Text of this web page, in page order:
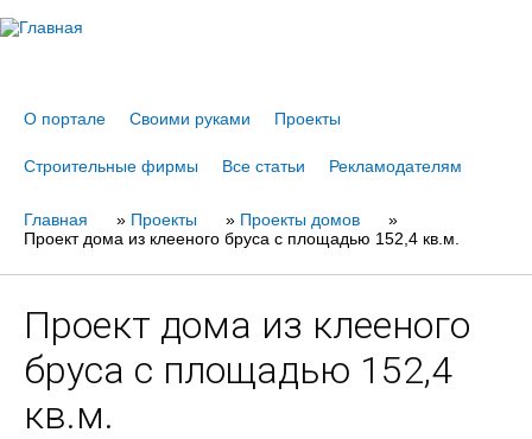
О портале Своими руками Проекты
Строительные фирмы Все статьи Рекламодателям
Вы
Главная » Проекты » Проекты домов
»
Проект дома из клееного бруса с площадью 152,4 кв.м.
Проект дома из клееного
бруса с площадью 152,4
кв.м.